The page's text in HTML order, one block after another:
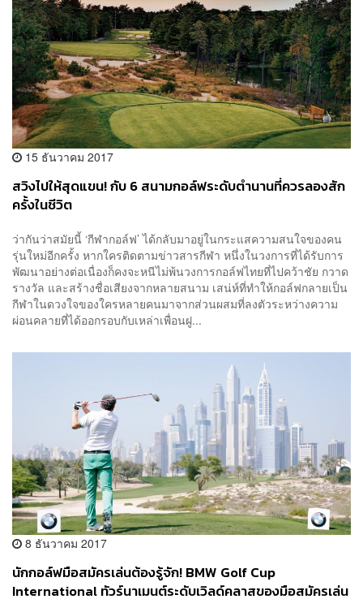
15 ธันวาคม 2017
สวิงไปให้สุดแขน! กับ 6 สนามกอล์ฟระดับตำนานที่ควรลองสัก
ครั้งในชีวิต
ว่ากันว่าสมัยนี้ ‘กีฬากอล์ฟ’ ได้กลับมาอยู่ในกระแสความสนใจของคน
รุ่นใหม่อีกครั้ง หากใครติดตามข่าวสารกีฬา หนึ่งในวงการที่ได้รับการ
พัฒนาอย่างต่อเนื่องก็คงจะหนีไม่พ้นวงการกอล์ฟไทยที่ไปคว้าชัย กวาด
รางวัล และสร้างชื่อเสียงจากหลายสนาม เสน่ห์ที่ทำให้กอล์ฟกลายเป็น
กีฬาในดวงใจของใครหลายคนมาจากส่วนผสมที่ลงตัวระหว่างความ
ผ่อนคลายที่ได้ออกรอบกับเหล่าเพื่อนฝู...
8 ธันวาคม 2017
นักกอล์ฟมือสมัครเล่นต้องรู้จัก! BMW Golf Cup
International ทัวร์นาเมนต์ระดับเวิลด์คลาสของมือสมัครเล่น